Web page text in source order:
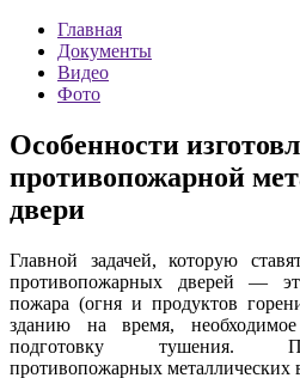
Главная
Документы
Видео
Фото
Особенности
противопожарной
двери
Главной задачей, которую
противопожарных дверей —
пожара (огня и продуктов
зданию на время,
подготовку тушения.
противопожарных металлических